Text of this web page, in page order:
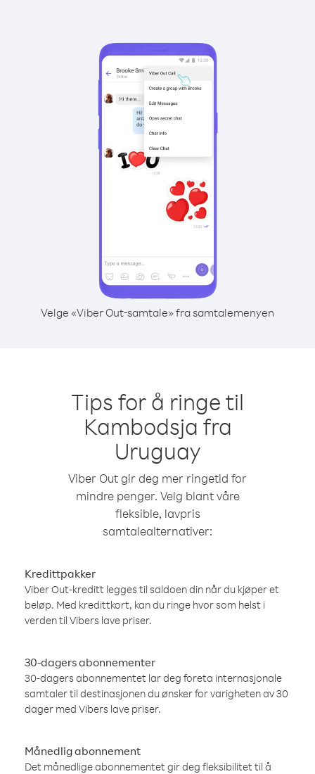
Velge «Viber Out-samtale» fra samtalemenyen
Tips for å ringe til
Kambodsja fra
Uruguay
Viber Out gir deg mer ringetid for
mindre penger. Velg blant våre
fleksible, lavpris
samtalealternativer:
Kredittpakker
Viber Out-kreditt legges til saldoen din når du kjøper et
beløp. Med kredittkort, kan du ringe hvor som helst i
verden til Vibers lave priser.
30-dagers abonnementer
30-dagers abonnementet lar deg foreta internasjonale
samtaler til destinasjonen du ønsker for varigheten av 30
dager med Vibers lave priser.
Månedlig abonnement
Det månedlige abonnementet gir deg fleksibilitet til å